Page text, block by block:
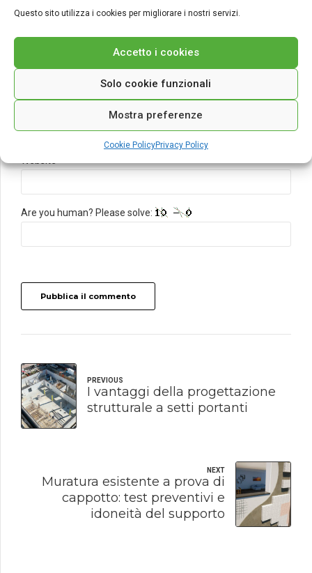
Questo sito utilizza i cookies per migliorare i nostri servizi.
Accetto i cookies
Solo cookie funzionali
Mostra preferenze
Cookie PolicyPrivacy Policy
Website
Are you human? Please solve:
Pubblica il commento
PREVIOUS
I vantaggi della progettazione
strutturale a setti portanti
NEXT
Muratura esistente a prova di
cappotto: test preventivi e
idoneità del supporto